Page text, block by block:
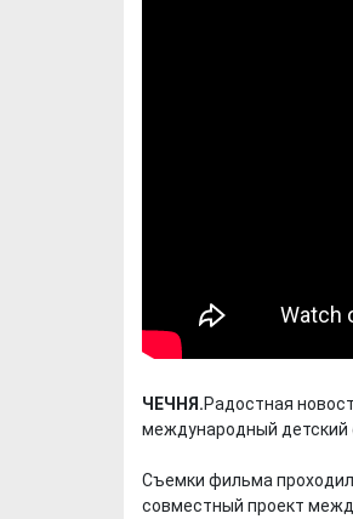
ЧЕЧНЯ.Радостная
международный детский
Съемки фильма
совместный проект